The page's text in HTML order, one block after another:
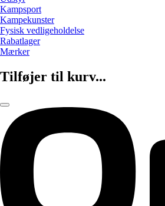
Kampsport
Kampekunster
Fysisk vedligeholdelse
Rabatlager
Mærker
Tilføjer til kurv...